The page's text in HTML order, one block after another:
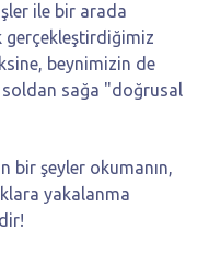
ile bir arada
gerçekleştirdiğimiz
beynimizin de
soldan sağa "doğrusal
bir şeyler okumanın,
yakalanma